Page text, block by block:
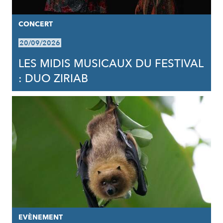
CONCERT
20/09/2026
LES MIDIS MUSICAUX DU FESTIVAL
: DUO ZIRIAB
EVÈNEMENT